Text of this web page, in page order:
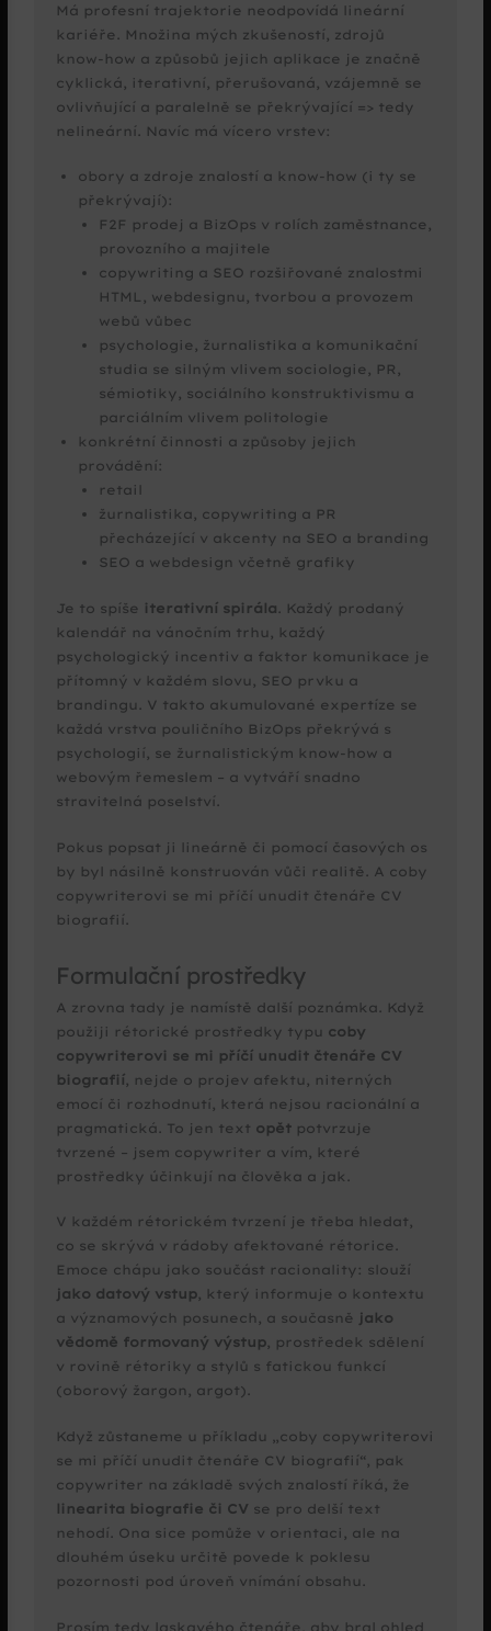
Má profesní trajektorie neodpovídá lineární
kariéře. Množina mých zkušeností, zdrojů
know-how a způsobů jejich aplikace je značně
cyklická, iterativní, přerušovaná, vzájemně se
ovlivňující a paralelně se překrývající => tedy
nelineární. Navíc má vícero vrstev:
obory a zdroje znalostí a know-how (i ty se
překrývají):
F2F prodej a BizOps v rolích zaměstnance,
provozního a majitele
copywriting a SEO rozšiřované znalostmi
HTML, webdesignu, tvorbou a provozem
webů vůbec
psychologie, žurnalistika a komunikační
studia se silným vlivem sociologie, PR,
sémiotiky, sociálního konstruktivismu a
parciálním vlivem politologie
konkrétní činnosti a způsoby jejich
provádění:
retail
žurnalistika, copywriting a PR
přecházející v akcenty na SEO a branding
SEO a webdesign včetně grafiky
Je to spíše iterativní spirála. Každý prodaný
kalendář na vánočním trhu, každý
psychologický incentiv a faktor komunikace je
přítomný v každém slovu, SEO prvku a
brandingu. V takto akumulované expertíze se
každá vrstva pouličního BizOps překrývá s
psychologií, se žurnalistickým know-how a
webovým řemeslem – a vytváří snadno
stravitelná poselství.
Pokus popsat ji lineárně či pomocí časových os
by byl násilně konstruován vůči realitě. A coby
copywriterovi se mi příčí unudit čtenáře CV
biografií.
Formulační prostředky
A zrovna tady je namístě další poznámka. Když
použiji rétorické prostředky typu coby
copywriterovi se mi příčí unudit čtenáře CV
biografií , nejde o projev afektu, niterných
emocí či rozhodnutí, která nejsou racionální a
pragmatická. To jen text opět potvrzuje
tvrzené – jsem copywriter a vím, které
prostředky účinkují na člověka a jak.
V každém rétorickém tvrzení je třeba hledat,
co se skrývá v rádoby afektované rétorice.
Emoce chápu jako součást racionality: slouží
jako datový vstup, který informuje o kontextu
a významových posunech, a současně
jako
vědomě formovaný výstup, prostředek sdělení
v rovině rétoriky a stylů s fatickou funkcí
(oborový žargon, argot).
Když zůstaneme u příkladu „coby copywriterovi
se mi příčí unudit čtenáře CV biografií“, pak
copywriter na základě svých znalostí říká, že
linearita biografie či CV se pro delší text
nehodí. Ona sice pomůže v orientaci, ale na
dlouhém úseku určitě povede k poklesu
pozornosti pod úroveň vnímání obsahu.
Prosím tedy laskavého čtenáře, aby bral ohled